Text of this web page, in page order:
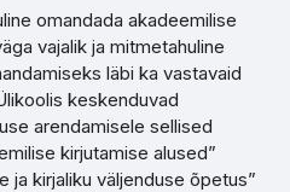
omandada akadeemilise
vajalik ja mitmetahuline
läbi ka vastavaid
keskenduvad
arendamisele sellised
kirjutamise alused”
ja kirjaliku väljenduse õpetus”